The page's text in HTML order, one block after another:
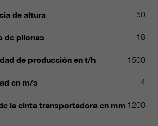
de altura 50
de pilonas 18
de producción en t/h 1500
en m/s 4
la cinta transportadora en mm 1200
usuario.
diversos tipos de información de
y no personal. Para más
privacidad de Google Analytics en
privacy. que nos ayudan a mejorar
sitios web. Esta información